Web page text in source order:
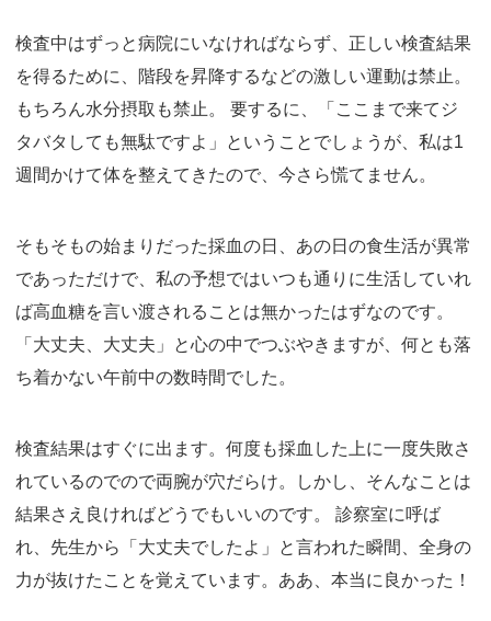
検査中はずっと病院にいなければならず、正しい検査結果
を得るために、階段を昇降するなどの激しい運動は禁止。
もちろん水分摂取も禁止。 要するに、「ここまで来てジ
タバタしても無駄ですよ」ということでしょうが、私は1
週間かけて体を整えてきたので、今さら慌てません。
そもそもの始まりだった採血の日、あの日の食生活が異常
であっただけで、私の予想ではいつも通りに生活していれ
ば高血糖を言い渡されることは無かったはずなのです。
「大丈夫、大丈夫」と心の中でつぶやきますが、何とも落
ち着かない午前中の数時間でした。
検査結果はすぐに出ます。何度も採血した上に一度失敗さ
れているのでので両腕が穴だらけ。しかし、そんなことは
結果さえ良ければどうでもいいのです。 診察室に呼ば
れ、先生から「大丈夫でしたよ」と言われた瞬間、全身の
力が抜けたことを覚えています。ああ、本当に良かった！